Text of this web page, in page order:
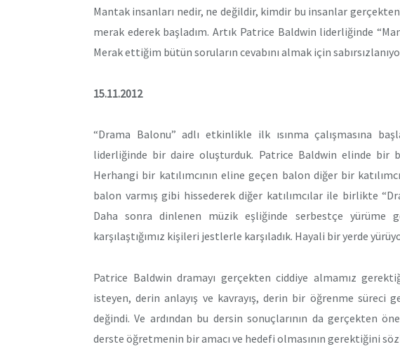
Mantak insanları nedir, ne değildir, kimdir bu insanlar
merak ederek başladım. Artık Patrice Baldwin liderliğinde
Merak ettiğim bütün soruların cevabını almak için
15.11.2012
“Drama Balonu” adlı etkinlikle ilk ısınma çalışmasına
liderliğinde bir daire oluşturduk. Patrice Baldwin elinde bir
Herhangi bir katılımcının eline geçen balon diğer bir
balon varmış gibi hissederek diğer katılımcılar ile birlikte
Daha sonra dinlenen müzik eşliğinde serbestçe yürüme
karşılaştığımız kişileri jestlerle karşıladık. Hayali bir yerde
Patrice Baldwin dramayı gerçekten ciddiye almamız
isteyen, derin anlayış ve kavrayış, derin bir öğrenme süreci
değindi. Ve ardından bu dersin sonuçlarının da gerçekten
derste öğretmenin bir amacı ve hedefi olmasının gerektiğini